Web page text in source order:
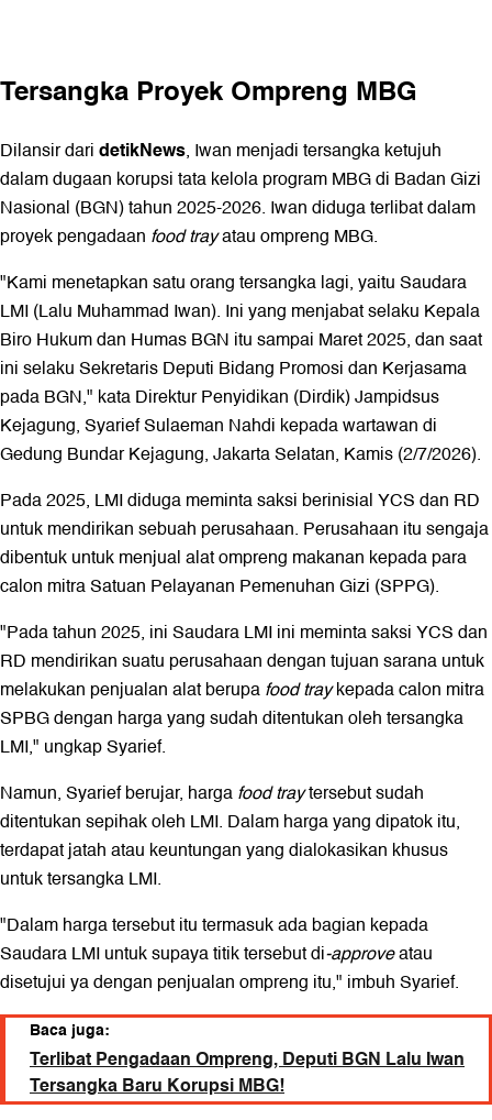
Tersangka Proyek Ompreng MBG
Dilansir daridetikNews, Iwan menjadi tersangka ketujuh
dalam dugaan korupsi tata kelola program MBG di Badan Gizi
Nasional (BGN) tahun 2025-2026. Iwan diduga terlibat dalam
proyek pengadaan food trayatau ompreng MBG.
"Kami menetapkan satu orang tersangka lagi, yaitu Saudara
LMI (Lalu Muhammad Iwan). Ini yang menjabat selaku Kepala
Biro Hukum dan Humas BGN itu sampai Maret 2025, dan saat
ini selaku Sekretaris Deputi Bidang Promosi dan Kerjasama
pada BGN," kata Direktur Penyidikan (Dirdik) Jampidsus
Kejagung, Syarief Sulaeman Nahdi kepada wartawan di
Gedung Bundar Kejagung, Jakarta Selatan, Kamis (2/7/2026).
Pada 2025, LMI diduga meminta saksi berinisial YCS dan RD
untuk mendirikan sebuah perusahaan. Perusahaan itu sengaja
dibentuk untuk menjual alat ompreng makanan kepada para
calon mitra Satuan Pelayanan Pemenuhan Gizi (SPPG).
"Pada tahun 2025, ini Saudara LMI ini meminta saksi YCS dan
RD mendirikan suatu perusahaan dengan tujuan sarana untuk
melakukan penjualan alat berupafood traykepada calon mitra
SPBG dengan harga yang sudah ditentukan oleh tersangka
LMI," ungkap Syarief.
Namun, Syarief berujar, hargafood traytersebut sudah
ditentukan sepihak oleh LMI. Dalam harga yang dipatok itu,
terdapat jatah atau keuntungan yang dialokasikan khusus
untuk tersangka LMI.
"Dalam harga tersebut itu termasuk ada bagian kepada
Saudara LMI untuk supaya titik tersebut di-approveatau
disetujui ya dengan penjualan ompreng itu," imbuh Syarief.
Baca juga:
Terlibat Pengadaan Ompreng, Deputi BGN Lalu Iwan
Tersangka Baru Korupsi MBG!